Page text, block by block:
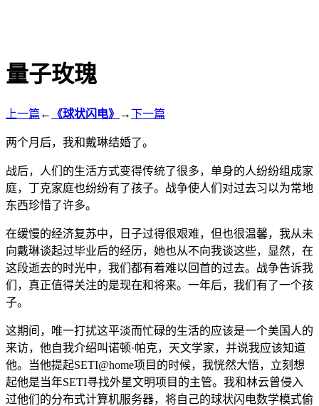
量子玫瑰
上一篇 ← 《球状闪电》 →下一篇
两个月后，我和戴琳结婚了。
战后，人们的生活方式变得传统了很多，单身的人纷纷组成家
庭，丁克家庭也纷纷有了孩子。战争使人们对过去习以为常地
东西珍惜了许多。
在缓慢的经济复苏中，日子过得很艰难，但也很温馨，我从未
向戴琳谈起过毕业后的经历，她也从不向我谈这些，显然，在
这段逝去的时光中，我们都有着难以回首的过去。战争告诉我
们，真正值得关注的是现在和将来。一年后，我们有了一个孩
子。
这期间，唯一打扰这平淡而忙碌的生活的应该是一个美国人的
来访，他自我介绍叫诺顿·帕克，天文学家，并说我应该知道
他。当他提起SETI@home项目的时候，我恍然大悟，立刻想
起他是当年SETI寻找外星文明项目的主管。我和林云曾侵入
过他们的分布式计算机服务器，将自己的球状闪电数学模式偷